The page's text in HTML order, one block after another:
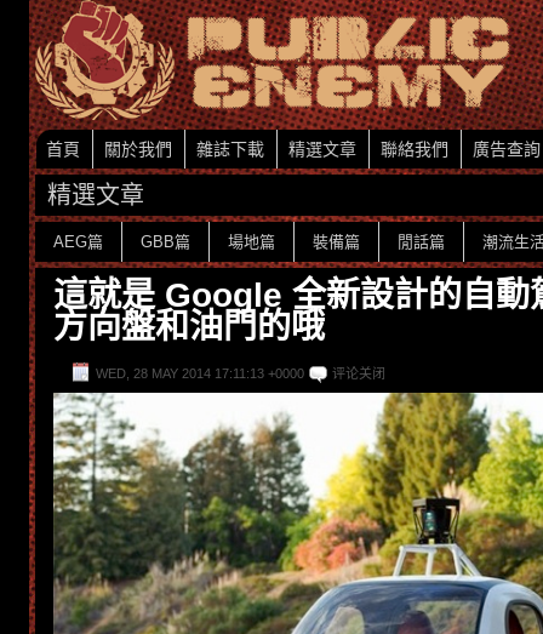
首頁 關於我們 雜誌下載 精選文章 聯絡我們 廣告查詢
精選文章
AEG篇 GBB篇 場地篇 裝備篇 閒話篇 潮流生
這就是 Google 全新設計的自動
方向盤和油門的哦
WED, 28 MAY 2014 17:11:13 +0000 评论关闭